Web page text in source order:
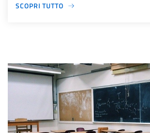
SCOPRI TUTTO